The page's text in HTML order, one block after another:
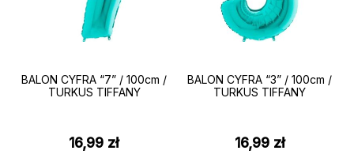
BALON CYFRA “7” / 100cm /
TURKUS TIFFANY
16,99 zł
BALON CYFRA “3” / 100cm /
TURKUS TIFFANY
16,99 zł